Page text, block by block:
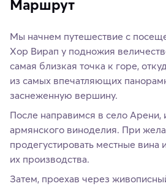
Маршрут
Мы начнем путешествие с
Хор Вирап у подножия
самая близкая точка к горе,
из самых впечатляющих
заснеженную вершину.
После направимся в село Арени,
армянского виноделия. При
продегустировать местные вина
их производства.
Затем, проехав через